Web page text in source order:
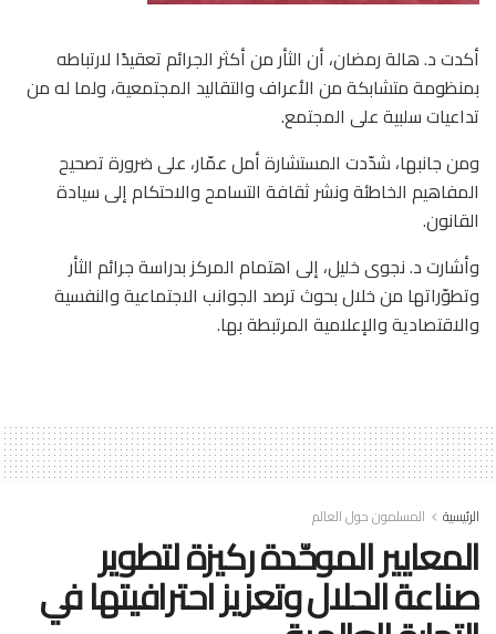
أكدت د. هالة رمضان، أن الثأر من أكثر الجرائم تعقيدًا لارتباطه
بمنظومة متشابكة من الأعراف والتقاليد المجتمعية، ولما له من
تداعيات سلبية على المجتمع.
ومن جانبها، شدّدت المستشارة أمل عمّار، على ضرورة تصحيح
المفاهيم الخاطئة ونشر ثقافة التسامح والاحتكام إلى سيادة
القانون.
وأشارت د. نجوى خليل، إلى اهتمام المركز بدراسة جرائم الثأر
وتطوّراتها من خلال بحوث ترصد الجوانب الاجتماعية والنفسية
والاقتصادية والإعلامية المرتبطة بها.
الرئيسية المسلمون حول العالم
المعايير الموحّدة ركيزة لتطوير
صناعة الحلال وتعزيز احترافيتها في